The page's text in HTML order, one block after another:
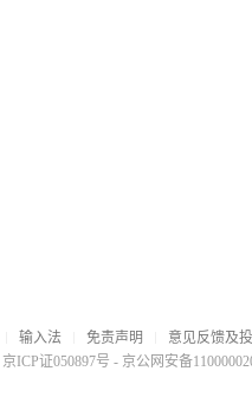
输入法 免责声明
意见反馈及
京ICP证050897号 - 京公网安备